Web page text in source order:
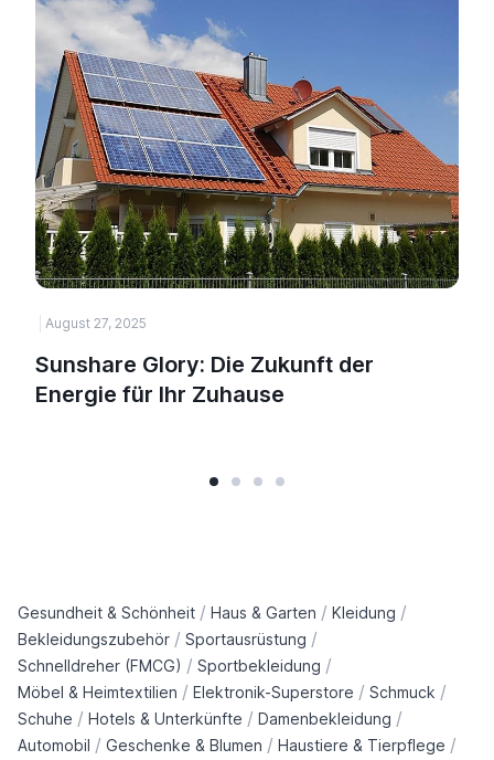
August 27, 2025
Sunshare Glory: Die Zukunft der
Energie für Ihr Zuhause
Gesundheit & Schönheit / Haus & Garten / Kleidung /
Bekleidungszubehör / Sportausrüstung /
Schnelldreher (FMCG) / Sportbekleidung /
Möbel & Heimtextilien / Elektronik-Superstore / Schmuck /
Schuhe / Hotels & Unterkünfte / Damenbekleidung /
Automobil / Geschenke & Blumen / Haustiere & Tierpflege /